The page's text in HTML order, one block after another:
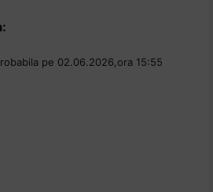
pe 02.06.2026,ora 15:55